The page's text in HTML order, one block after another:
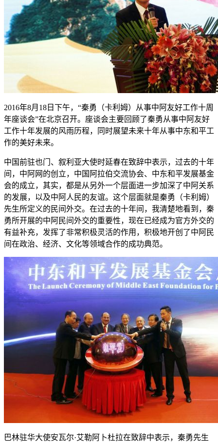
2016年8月18日下午，“秦勇（卡利姆）从事中阿友好工作十周
年座谈会”在北京召开。座谈会主要回顾了秦勇从事中阿友好
工作十年发展的风雨历程，同时展望未来十年从事中东和平工
作的美好未来。
中国前驻也门、叙利亚大使时延春在致辞中表示，过去的十年
间，中阿网的创立，中国阿拉伯交流协会、中东和平发展基金
会的成立，其实，都是从另外一个层面进一步加深了中阿关系
的发展，以及中阿人民的友谊。这个层面就是秦勇（卡利姆）
先生所定义的民间外交。在过去的十年间，我清楚地看到，秦
勇所开展的中阿民间外交的重要性，现在已经成为官方外交的
有益补充，发挥了非常积极灵活的作用，积极地开创了中阿民
间在政治、经济、文化等领域合作的成功典范。
巴林驻华大使安瓦尔·艾勒阿卜杜拉在致辞中表示，秦勇先生